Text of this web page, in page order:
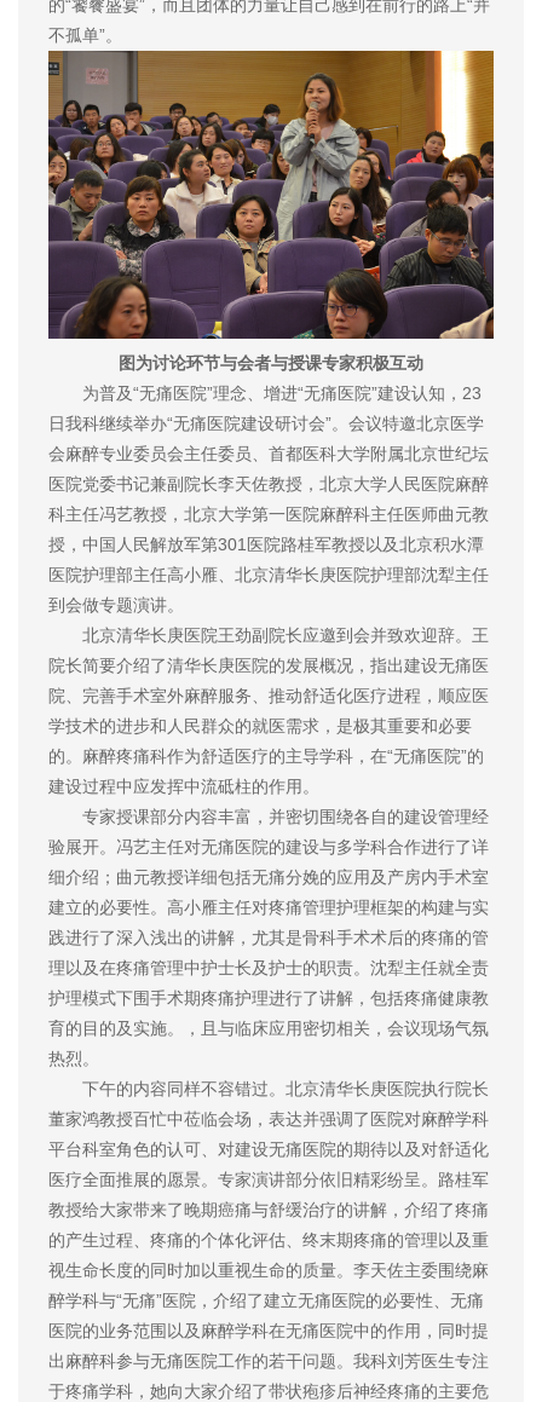
的“饕餮盛宴”，而且团体的力量让自己感到在前行的路上“并
不孤单”。
图为讨论环节与会者与授课专家积极互动
为普及“无痛医院”理念、增进“无痛医院”建设认知，23
日我科继续举办“无痛医院建设研讨会”。会议特邀北京医学
会麻醉专业委员会主任委员、首都医科大学附属北京世纪坛
医院党委书记兼副院长李天佐教授，北京大学人民医院麻醉
科主任冯艺教授，北京大学第一医院麻醉科主任医师曲元教
授，中国人民解放军第301医院路桂军教授以及北京积水潭
医院护理部主任高小雁、北京清华长庚医院护理部沈犁主任
到会做专题演讲。
北京清华长庚医院王劲副院长应邀到会并致欢迎辞。王
院长简要介绍了清华长庚医院的发展概况，指出建设无痛医
院、完善手术室外麻醉服务、推动舒适化医疗进程，顺应医
学技术的进步和人民群众的就医需求，是极其重要和必要
的。麻醉疼痛科作为舒适医疗的主导学科，在“无痛医院”的
建设过程中应发挥中流砥柱的作用。
专家授课部分内容丰富，并密切围绕各自的建设管理经
验展开。冯艺主任对无痛医院的建设与多学科合作进行了详
细介绍；曲元教授详细包括无痛分娩的应用及产房内手术室
建立的必要性。高小雁主任对疼痛管理护理框架的构建与实
践进行了深入浅出的讲解，尤其是骨科手术术后的疼痛的管
理以及在疼痛管理中护士长及护士的职责。沈犁主任就全责
护理模式下围手术期疼痛护理进行了讲解，包括疼痛健康教
育的目的及实施。，且与临床应用密切相关，会议现场气氛
热烈。
下午的内容同样不容错过。北京清华长庚医院执行院长
董家鸿教授百忙中莅临会场，表达并强调了医院对麻醉学科
平台科室角色的认可、对建设无痛医院的期待以及对舒适化
医疗全面推展的愿景。专家演讲部分依旧精彩纷呈。路桂军
教授给大家带来了晚期癌痛与舒缓治疗的讲解，介绍了疼痛
的产生过程、疼痛的个体化评估、终末期疼痛的管理以及重
视生命长度的同时加以重视生命的质量。李天佐主委围绕麻
醉学科与“无痛”医院，介绍了建立无痛医院的必要性、无痛
医院的业务范围以及麻醉学科在无痛医院中的作用，同时提
出麻醉科参与无痛医院工作的若干问题。我科刘芳医生专注
于疼痛学科，她向大家介绍了带状疱疹后神经疼痛的主要危